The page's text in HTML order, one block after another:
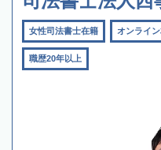
女性司法書士在籍 オンライ
職歴20年以上